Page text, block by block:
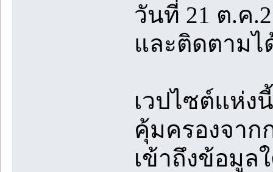
วันที่ 21 ต.ค
และติดตามไ
เวปไซต์แห่ง
คุ้มครองจาก
เข้าถึงข้อมูล